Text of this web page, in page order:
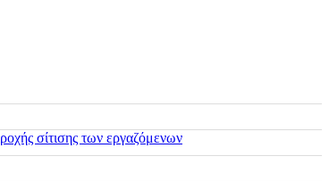
σίτισης των εργαζόμενων